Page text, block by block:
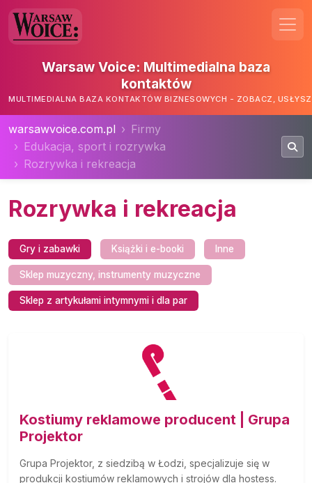
Warsaw Voice: Multimedialna baza
kontaktów
MULTIMEDIALNA BAZA KONTAKTÓW BIZNESOWYCH - ZOBACZ,
warsawvoice.com.pl
Firmy
Edukacja, sport i rozrywka
Rozrywka i rekreacja
Rozrywka i rekreacja
Gry i zabawki Książki i e-booki Inne
Sklep muzyczny, instrumenty muzyczne
Sklep z artykułami intymnymi i dla par
Kostiumy reklamowe producent | Grupa
Projektor
Grupa Projektor, z siedzibą w Łodzi, specjalizuje się w
produkcji kostiumów reklamowych i strojów dla hostess.